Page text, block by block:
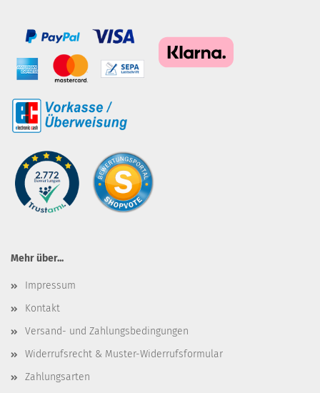
Mehr über...
Impressum
Kontakt
Versand- und Zahlungsbedingungen
Widerrufsrecht & Muster-Widerrufsformular
Zahlungsarten